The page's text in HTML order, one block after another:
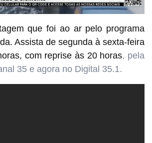
que foi ao ar pelo programa
Assista de segunda à sexta-feira
, com reprise às 20 horas, pela
35 e agora no Digital 35.1.